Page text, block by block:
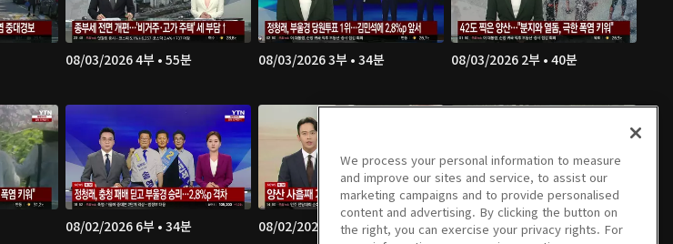
08/03/2026 4부 • 55분 08/03/2026 3부 • 34분 08/03/2026 2부 • 40분
08/02/2026 6부 • 34분 08/02/2026 5부 • 49분 08/02/2026 4부 • 47분
We process your personal information to measure
and improve our sites and service, to assist our
marketing campaigns and to provide personalised
content and advertising. By clicking the button on
the right, you can exercise your privacy rights. For